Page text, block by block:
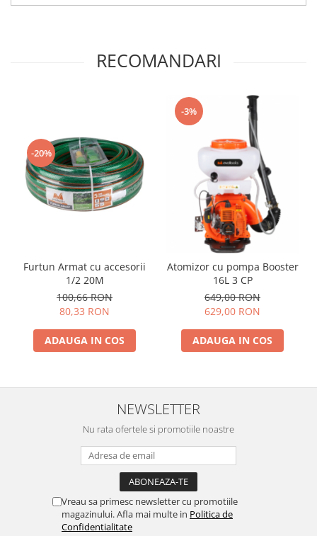
RECOMANDARI
-20%
Furtun Armat cu accesorii
1/2 20M
100,66 RON
80,33 RON
ADAUGA IN COS
-3%
Atomizor cu pompa Booster
16L 3 CP
649,00 RON
629,00 RON
ADAUGA IN COS
NEWSLETTER
Nu rata ofertele si promotiile noastre
Vreau sa primesc newsletter cu promotiile
magazinului. Afla mai multe in Politica de
Confidentialitate